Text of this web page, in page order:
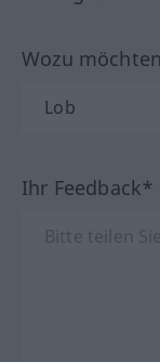
Wozu
Ihr Feedback*